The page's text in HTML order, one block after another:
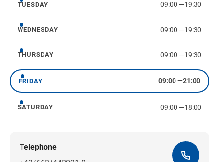
Tuesday
TUESDAY 09:00 —19:30
Wednesday
WEDNESDAY 09:00 —19:30
Thursday
THURSDAY 09:00 —19:30
Friday
FRIDAY 09:00—21:00
Saturday
SATURDAY 09:00 —18:00
Telephone